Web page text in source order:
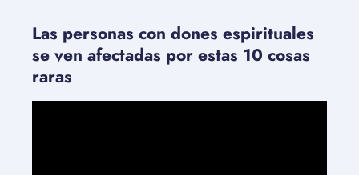
Las personas con dones espirituales
se ven afectadas por estas 10 cosas
raras